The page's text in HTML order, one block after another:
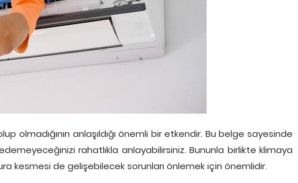
olmadığının anlaşıldığı önemli bir etkendir. Bu belge sayesinde
rahatlıkla anlayabilirsiniz. Bununla birlikte klimaya
kesmesi de gelişebilecek sorunları önlemek için önemlidir.